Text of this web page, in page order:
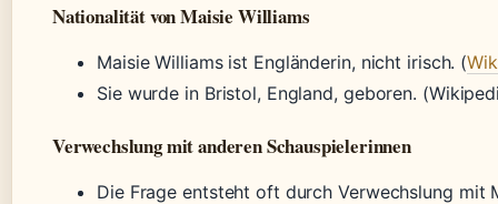
Nationalität von Maisie Williams
Maisie Williams ist Engländerin, nicht irisch. (
Sie wurde in Bristol, England, geboren.
Verwechslung mit anderen Schauspielerinnen
Die Frage entsteht oft durch Verwechslung mit